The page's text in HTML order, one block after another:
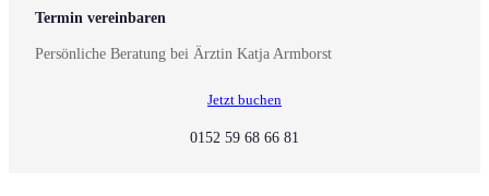
Termin vereinbaren
Persönliche Beratung bei Ärztin Katja Armborst
Jetzt buchen
0152 59 68 66 81